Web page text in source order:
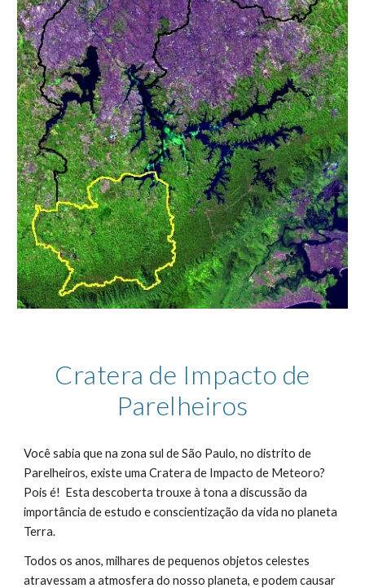
Cratera de Impacto de
Parelheiros
Você sabia que na zona sul de São Paulo, no distrito de
Parelheiros, existe uma Cratera de Impacto de Meteoro?
Pois é! Esta descoberta trouxe à tona a discussão da
importância de estudo e conscientização da vida no planeta
Terra.
Todos os anos, milhares de pequenos objetos celestes
atravessam a atmosfera do nosso planeta, e podem causar